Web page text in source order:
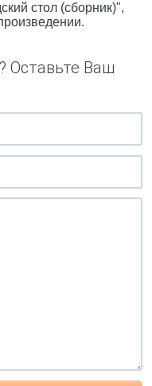
стол (сборник)",
Оставьте Ваш